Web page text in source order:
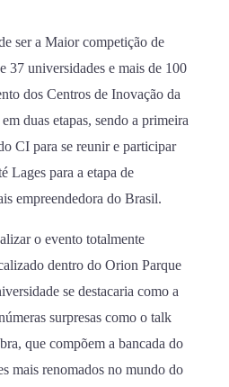
ser a Maior competição de
37 universidades e mais de 100
dos Centros de Inovação da
duas etapas, sendo a primeira
CI para se reunir e participar
Lages para a etapa de
empreendedora do Brasil.
o evento totalmente
dentro do Orion Parque
se destacaria como a
surpresas como o talk
que compõem a bancada do
mais renomados no mundo do